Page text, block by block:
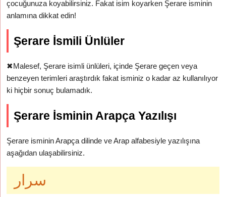
çocuğunuza koyabilirsiniz. Fakat isim koyarken Şerare isminin
anlamına dikkat edin!
Şerare İsmili Ünlüler
✖Malesef, Şerare isimli ünlüleri, içinde Şerare geçen veya
benzeyen terimleri araştırdık fakat isminiz o kadar az kullanılıyor
ki hiçbir sonuç bulamadık.
Şerare İsminin Arapça Yazılışı
Şerare isminin Arapça dilinde ve Arap alfabesiyle yazılışına
aşağıdan ulaşabilirsiniz.
سرار